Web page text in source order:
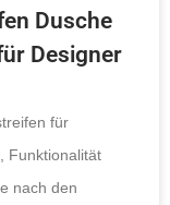
Dusche
Designer
für
Funktionalität
nach den